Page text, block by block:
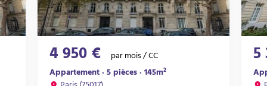
4 950 €
par mois / CC
Appartement · 5 pièces · 145m²